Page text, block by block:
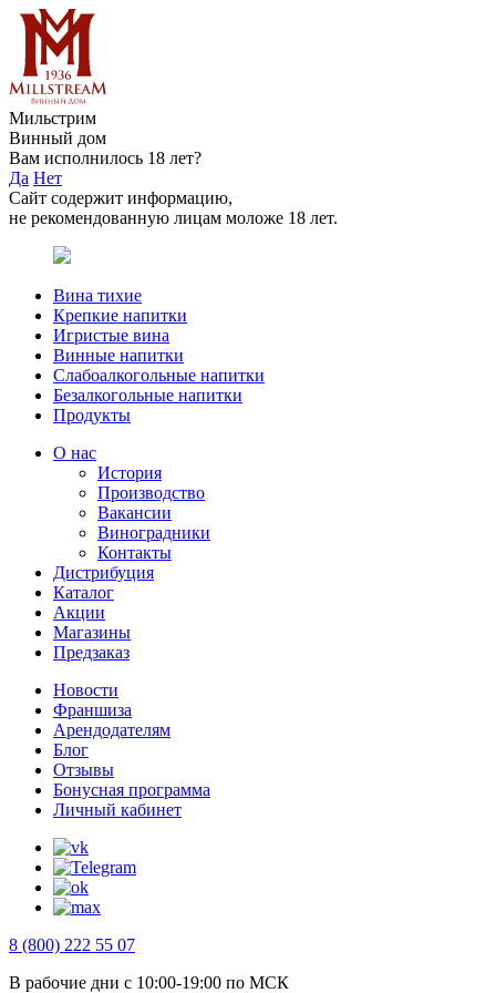
Мильстрим
Винный дом
Вам исполнилось 18 лет?
Да Нет
Сайт содержит информацию,
не рекомендованную лицам моложе 18 лет.
Вина тихие
Крепкие напитки
Игристые вина
Винные напитки
Слабоалкогольные напитки
Безалкогольные напитки
Продукты
О нас
История
Производство
Вакансии
Виноградники
Контакты
Дистрибуция
Каталог
Акции
Магазины
Предзаказ
Новости
Франшиза
Арендодателям
Блог
Отзывы
Бонусная программа
Личный кабинет
8 (800) 222 55 07
В рабочие дни с 10:00-19:00 по МСК